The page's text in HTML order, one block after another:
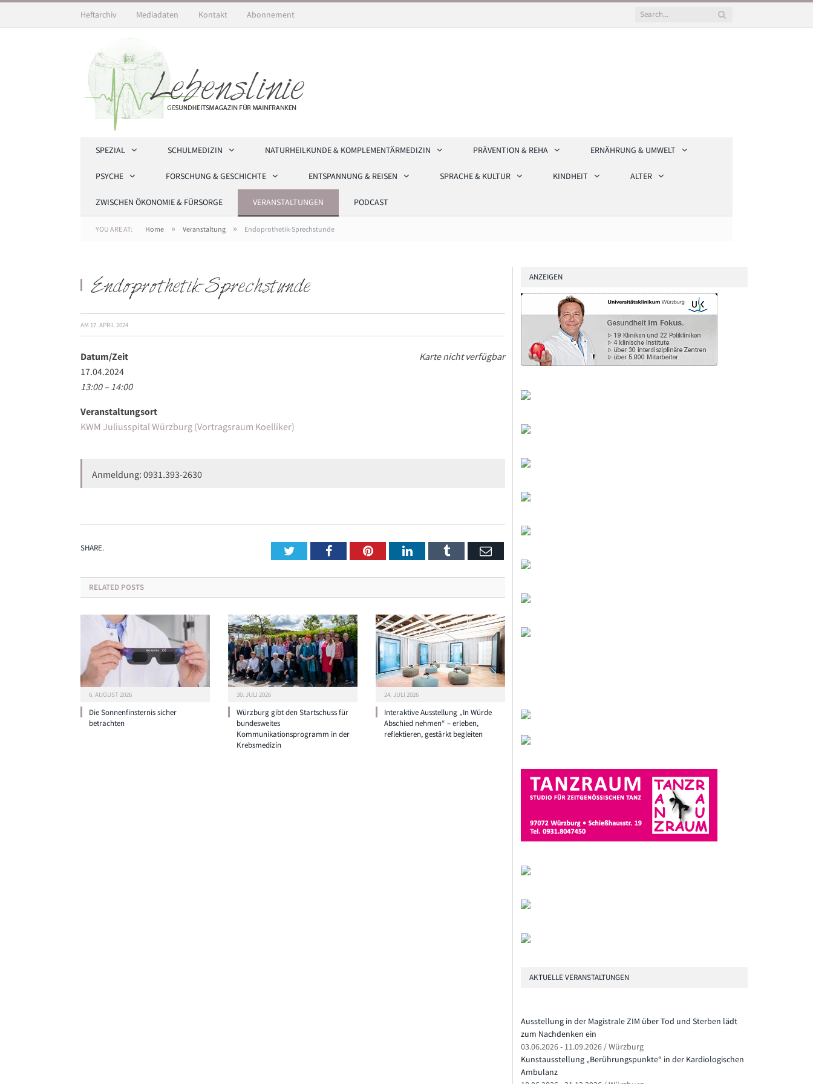
Heftarchiv Mediadaten Kontakt Abonnement
SPEZIAL SCHULMEDIZIN NATURHEILKUNDE & KOMPLEMENTÄRMEDIZIN PRÄVENTION & REHA ERNÄHRUNG & UMWELT
PSYCHE FORSCHUNG & GESCHICHTE ENTSPANNUNG & REISEN SPRACHE & KULTUR KINDHEIT ALTER
ZWISCHEN ÖKONOMIE & FÜRSORGE VERANSTALTUNGEN PODCAST
YOU ARE AT: Home » Veranstaltung » Endoprothetik-Sprechstunde
Endoprothetik-Sprechstunde
AM 17. APRIL 2024
Karte nicht verfügbar
Datum/Zeit
17.04.2024
13:00 – 14:00
Veranstaltungsort
KWM Juliusspital Würzburg (Vortragsraum Koelliker)
Anmeldung: 0931.393-2630
SHARE. TwitterFacebookPinterestLinkedInTumblr Email
RELATED POSTS
6. AUGUST 2026
Die Sonnenfinsternis sicher
betrachten
30. JULI 2026
Würzburg gibt den Startschuss für
bundesweites
Kommunikationsprogramm in der
Krebsmedizin
24. JULI 2026
Interaktive Ausstellung „In Würde
Abschied nehmen“ – erleben,
reflektieren, gestärkt begleiten
ANZEIGEN
AKTUELLE VERANSTALTUNGEN
Ausstellung in der Magistrale ZIM über Tod und Sterben lädt
zum Nachdenken ein
03.06.2026 - 11.09.2026 / Würzburg
Kunstausstellung „Berührungspunkte“ in der Kardiologischen
Ambulanz